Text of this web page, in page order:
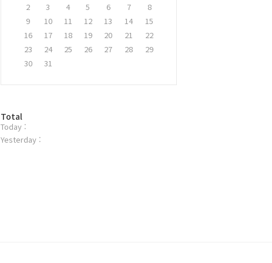
2
3 4 5 6 7
8
9
10 11 12 13 14
15
16
17 18 19 20 21
22
23
24 25 26 27 28
29
30
31
방
문
자
Total
Today :
Yesterday :